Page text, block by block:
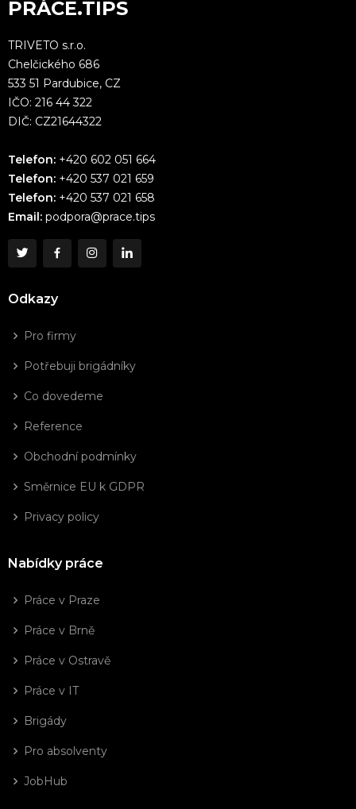
PRÁCE.TIPS
TRIVETO s.r.o.
Chelčického 686
533 51 Pardubice, CZ
IČO: 216 44 322
DIČ: CZ21644322
Telefon: +420 602 051 664
Telefon: +420 537 021 659
Telefon: +420 537 021 658
Email: podpora@prace.tips
Odkazy
Pro firmy
Potřebuji brigádníky
Co dovedeme
Reference
Obchodní podmínky
Směrnice EU k GDPR
Privacy policy
Nabídky práce
Práce v Praze
Práce v Brně
Práce v Ostravě
Práce v IT
Brigády
Pro absolventy
JobHub